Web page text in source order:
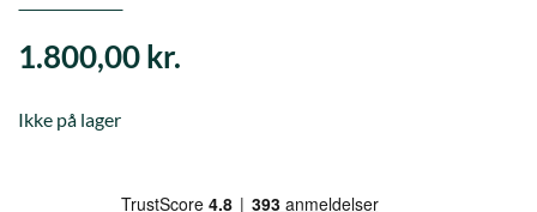
1.800,00kr.
Ikke på lager